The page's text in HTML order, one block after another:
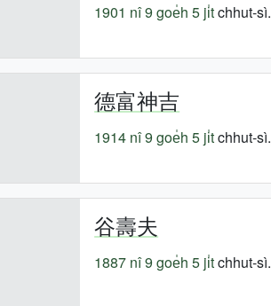
1901 nî9 goe̍h 5 ji̍tchhut-sì.
德富神吉
1914 nî9 goe̍h 5 ji̍tchhut-sì.
谷壽夫
1887 nî9 goe̍h 5 ji̍tchhut-sì.